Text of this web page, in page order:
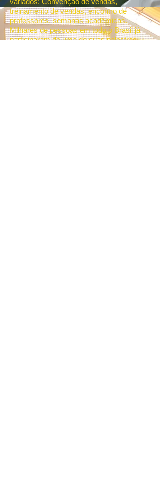
treinamento de vendas, encontro de
professores, semanas acadêmicas.
Milhares de pessoas em todo o Brasil já
participaram de uma de suas palestras